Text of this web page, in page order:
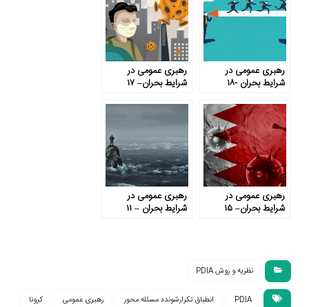
رهبری عمومی در
شرایط بحران -۱۸
رهبری عمومی در
شرایط بحران– ۱۷
رهبری عمومی در
شرایط بحران– ۱۵
رهبری عمومی در
شرایط بحران – ۱۱
نظریه و روش PDIA
PDIA انطباق تکرارشونده مسئله محور رهبری عمومی کرونا